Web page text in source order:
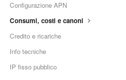
Configurazione APN
Consumi, costi e canoni
Credito e ricariche
Info tecniche
IP fisso pubblico